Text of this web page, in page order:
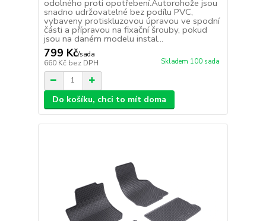
odolného proti opotřebení.Autorohože jsou
snadno udržovatelné bez podílu PVC,
vybaveny protiskluzovou úpravou ve spodní
části a přípravou na fixační šrouby, pokud
jsou na daném modelu instal...
799 Kč/sada
660 Kč bez DPH Skladem 100 sada
Do košíku, chci to mít doma